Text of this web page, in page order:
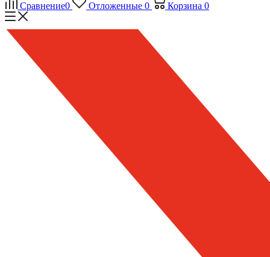
Сравнение0 Отложенные 0 Корзина 0